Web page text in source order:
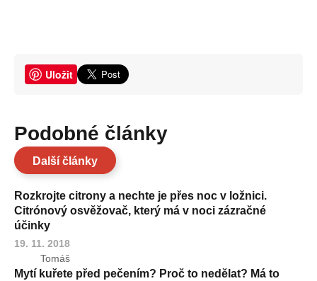
Uložit
Podobné články
Další články
Rozkrojte citrony a nechte je přes noc v ložnici.
Citrónový osvěžovač, který má v noci zázračné
účinky
19. 11. 2018
Tomáš
Mytí kuřete před pečením? Proč to nedělat? Má to